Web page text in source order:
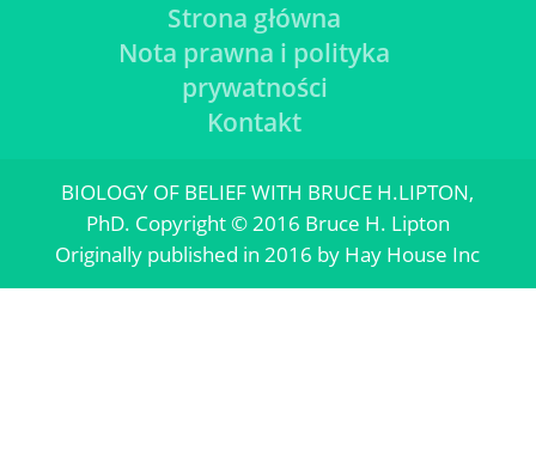
Strona główna
Nota prawna i polityka
prywatności
Kontakt
BIOLOGY OF BELIEF WITH BRUCE H.LIPTON,
PhD. Copyright © 2016 Bruce H. Lipton
Originally published in 2016 by Hay House Inc